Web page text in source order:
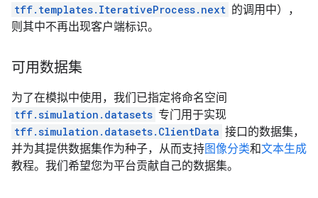
tff.templates.IterativeProcess.next 的调用中），
则其中不再出现客户端标识。
可用数据集
为了在模拟中使用，我们已指定将命名空间
tff.simulation.datasets 专门用于实现
tff.simulation.datasets.ClientData 接口的数据集，
并为其提供数据集作为种子，从而支持图像分类和文本生成
教程。我们希望您为平台贡献自己的数据集。